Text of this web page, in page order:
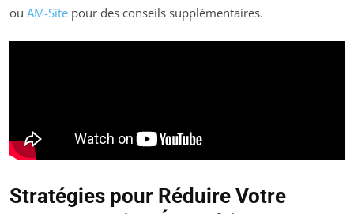
ou AM-Site pour des conseils supplémentaires.
Stratégies pour Réduire Votre